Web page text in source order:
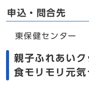
申込・問合先
東保健センター
親子ふれあい
食モリモリ元気